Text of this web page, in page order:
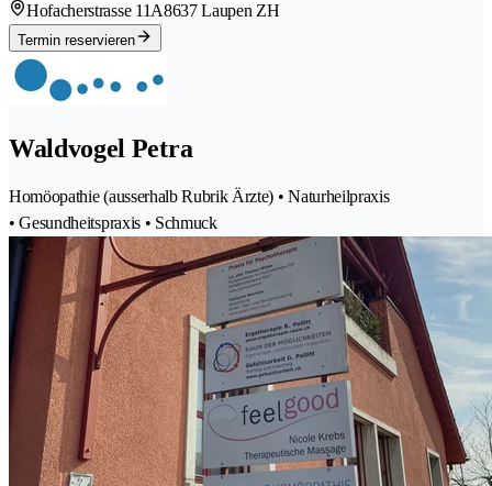
Hofacherstrasse 11A8637 Laupen ZH
Termin reservieren
Waldvogel Petra
Homöopathie (ausserhalb Rubrik Ärzte) • Naturheilpraxis
• Gesundheitspraxis • Schmuck